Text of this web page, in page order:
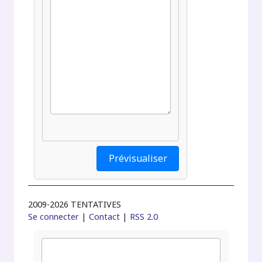
2009-2026 TENTATIVES
Se connecter |Contact | RSS 2.0